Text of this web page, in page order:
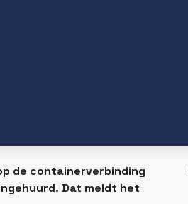
de containerverbinding
Dat meldt het